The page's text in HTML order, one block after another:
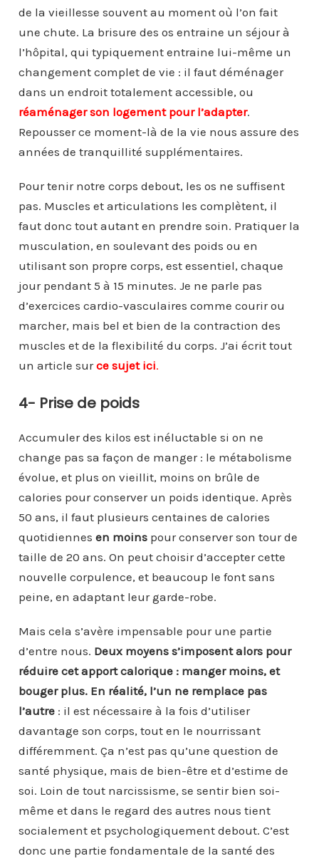
de la vieillesse souvent au moment où l’on fait
une chute. La brisure des os entraine un séjour à
l’hôpital, qui typiquement entraine lui-même un
changement complet de vie : il faut déménager
dans un endroit totalement accessible, ou
réaménager son logement pour l’adapter.
Repousser ce moment-là de la vie nous assure des
années de tranquillité supplémentaires.
Pour tenir notre corps debout, les os ne suffisent
pas. Muscles et articulations les complètent, il
faut donc tout autant en prendre soin. Pratiquer la
musculation, en soulevant des poids ou en
utilisant son propre corps, est essentiel, chaque
jour pendant 5 à 15 minutes. Je ne parle pas
d’exercices cardio-vasculaires comme courir ou
marcher, mais bel et bien de la contraction des
muscles et de la flexibilité du corps. J’ai écrit tout
un article surce sujet ici.
4- Prise de poids
Accumuler des kilos est inéluctable si on ne
change pas sa façon de manger : le métabolisme
évolue, et plus on vieillit, moins on brûle de
calories pour conserver un poids identique. Après
50 ans, il faut plusieurs centaines de calories
quotidiennes en moinspour conserver son tour de
taille de 20 ans. On peut choisir d’accepter cette
nouvelle corpulence, et beaucoup le font sans
peine, en adaptant leur garde-robe.
Mais cela s’avère impensable pour une partie
d’entre nous. Deux moyens s’imposent alors pour
réduire cet apport calorique : manger moins, et
bouger plus. En réalité, l’un ne remplace pas
l’autre: il est nécessaire à la fois d’utiliser
davantage son corps, tout en le nourrissant
différemment. Ça n’est pas qu’une question de
santé physique, mais de bien-être et d’estime de
soi. Loin de tout narcissisme, se sentir bien soi-
même et dans le regard des autres nous tient
socialement et psychologiquement debout. C’est
donc une partie fondamentale de la santé des